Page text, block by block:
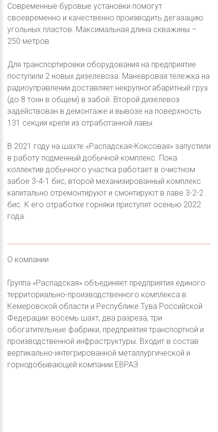
Современные буровые установки помогут
своевременно и качественно производить дегазацию
угольных пластов. Максимальная длина скважины –
250 метров.
Для транспортировки оборудования на предприятие
поступили 2 новых дизелевоза. Маневровая тележка на
радиоуправлении доставляет некрупногабаритный груз
(до 8 тонн в общем) в забой. Второй дизелевоз
задействован в демонтаже и вывозе на поверхность
131 секции крепи из отработанной лавы.
В 2021 году на шахте «Распадская-Коксовая» запустили
в работу подменный добычной комплекс. Пока
коллектив добычного участка работает в очистном
забое 3-4-1 бис, второй механизированный комплекс
капитально отремонтируют и смонтируют в лаве 3-2-2
бис. К его отработке горняки приступят осенью 2022
года.
О компании
Группа «Распадская» объединяет предприятия единого
территориально-производственного комплекса в
Кемеровской области и Республике Тува Российской
Федерации: восемь шахт, два разреза, три
обогатительные фабрики, предприятия транспортной и
производственной инфраструктуры. Входит в состав
вертикально-интегрированной металлургической и
горнодобывающей компании ЕВРАЗ.